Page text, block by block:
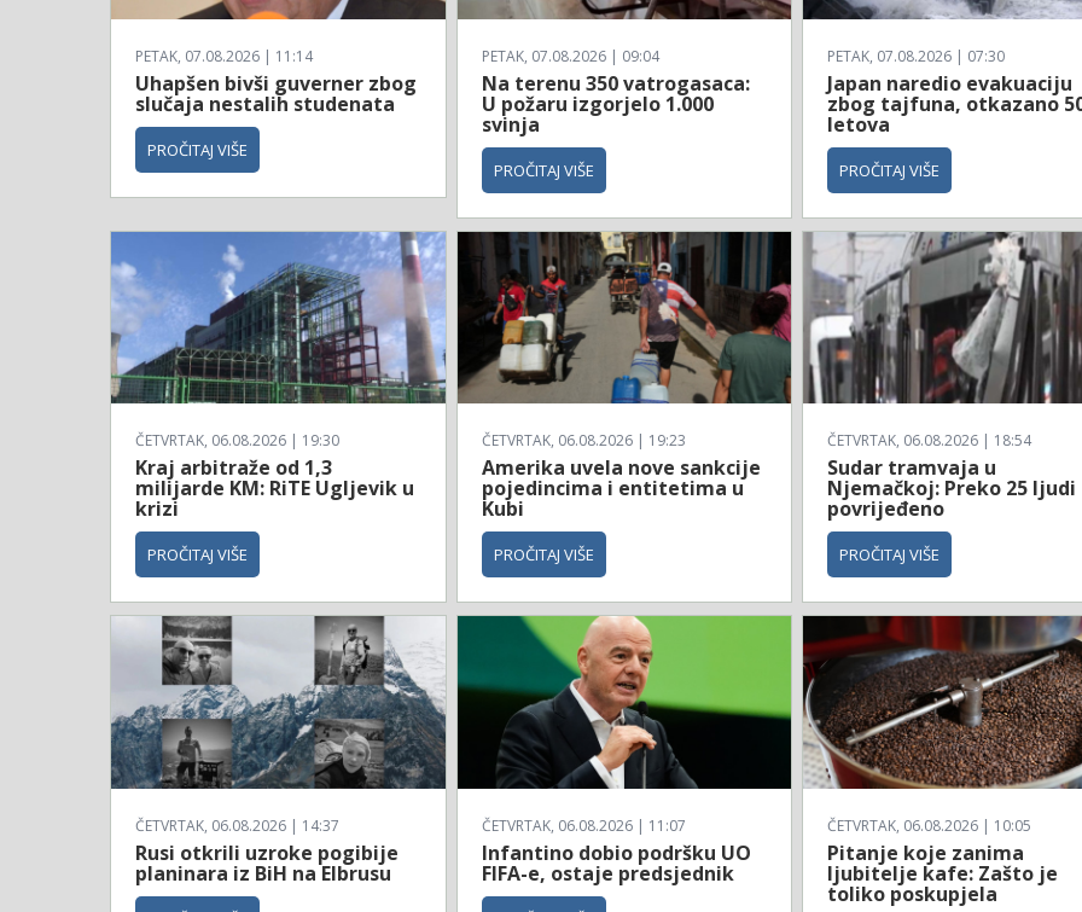
PETAK, 07.08.2026 | 11:14
Uhapšen bivši guverner zbog
slučaja nestalih studenata
PROČITAJ VIŠE
PETAK, 07.08.2026 | 09:04
Na terenu 350 vatrogasaca:
U požaru izgorjelo 1.000
svinja
PROČITAJ VIŠE
PETAK, 07.08.2026 | 07:30
Japan naredio evakuaciju
zbog tajfuna, otkazano
letova
PROČITAJ VIŠE
ČETVRTAK, 06.08.2026 | 19:30
Kraj arbitraže od 1,3
milijarde KM: RiTE Ugljevik u
krizi
PROČITAJ VIŠE
ČETVRTAK, 06.08.2026 | 19:23
Amerika uvela nove sankcije
pojedincima i entitetima u
Kubi
PROČITAJ VIŠE
ČETVRTAK, 06.08.2026 | 18:54
Sudar tramvaja u
Njemačkoj: Preko 25 ljudi
povrijeđeno
PROČITAJ VIŠE
ČETVRTAK, 06.08.2026 | 14:37
Rusi otkrili uzroke pogibije
planinara iz BiH na Elbrusu
ČETVRTAK, 06.08.2026 | 11:07
Infantino dobio podršku UO
FIFA-e, ostaje predsjednik
ČETVRTAK, 06.08.2026 | 10:05
Pitanje koje zanima
ljubitelje kafe: Zašto je
toliko poskupjela